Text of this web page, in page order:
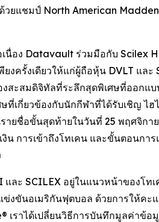
ยแชมป์ North American Madden
อง Datavault ร่วมมือกับ Scilex
งครั้งเดียวให้แก่ผู้ถือหุ้น DVLT แล
ะสมดิจิทัลที่ระลึกสุดพิเศษที่ออกแบ
ที่เกี่ยวข้องกับนักกีฬาที่ได้รับเชิญ ไฮ
ยชื่อขั้นสุดท้ายในวันที่ 25 พฤศจิกา
การเข้าถึงโทเคน และขั้นตอนกา
ละ SCILEX อยู่ในแนวหน้าของโท
งขันอเมริกันฟุตบอล ด้วยการให้ค
ราได้เปลี่ยนวิธีการบันทึกมูลค่าข้อ